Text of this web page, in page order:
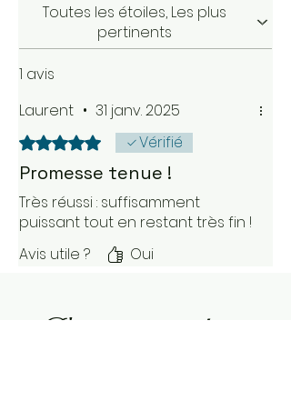
Toutes les étoiles, Les plus
pertinents
1 avis
Laurent • 31 janv. 2025
Noté 5 sur 5. Vérifié
Promesse tenue !
Très réussi : suffisamment
puissant tout en restant très fin !
Avis utile ?
Oui
D'autres articles à